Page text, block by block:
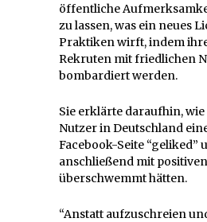
öffentliche
zu lassen, was ein neues
Praktiken wirft, indem
Rekruten mit friedlichen
bombardiert werden.
Sie erklärte daraufhin, wie
Nutzer in Deutschland
Facebook-Seite “geliked”
anschließend mit
überschwemmt hätten.
“Anstatt aufzuschreien